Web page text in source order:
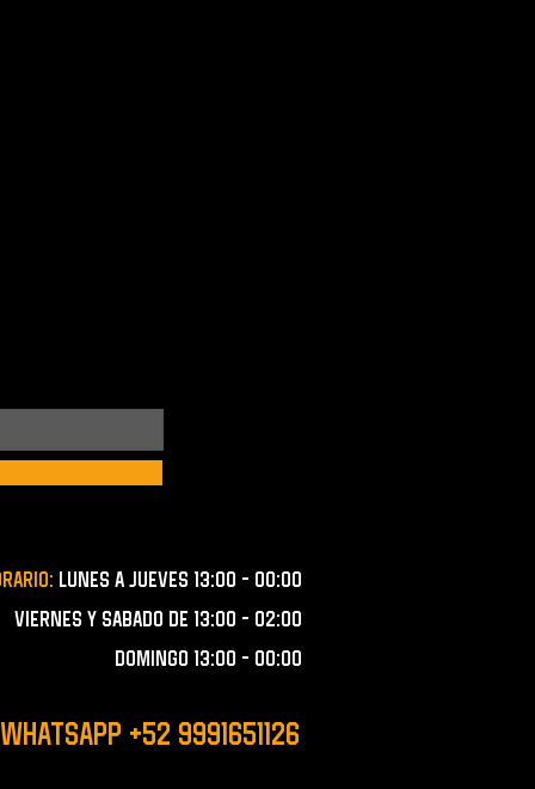
lunes a JUEVES 13:00 - 00:00
VIERNES Y SABADO de 13:00 - 02:00
domingo 13:00 - 00:00
+52 9991651126